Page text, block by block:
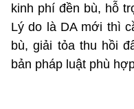
kinh phí đền bù, hỗ
Lý do là DA mới thì
bù, giải tỏa thu hồi
bản pháp luật phù